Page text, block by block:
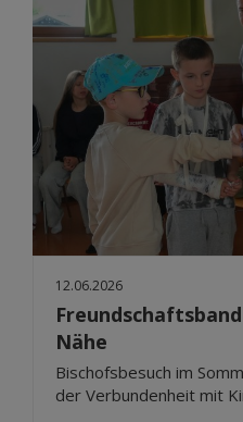
12.06.2026
Nähe
Bischofsbesuch im
der Verbundenheit mit